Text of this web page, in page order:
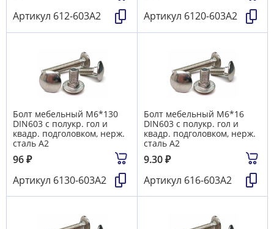
Артикул 612-603А2
Артикул 6120-603А2
Болт мебельный М6*130
DIN603 с полукр. гол и
квадр. подголовком, нерж.
сталь А2
96₽
Артикул 6130-603А2
Болт мебельный М6*16
DIN603 с полукр. гол и
квадр. подголовком, нерж.
сталь А2
9.30₽
Артикул 616-603А2